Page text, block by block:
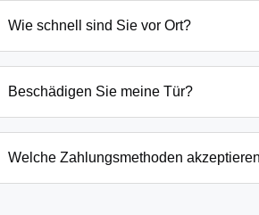
und Schließanlage. Grundsätzlich
Wie schnell sind Sie vor Ort?
eingesperrten Kindern oder laufenden
Beschädigen Sie meine Tür?
absoluten Ausnahmefällen, wenn keine
Welche Zahlungsmethoden